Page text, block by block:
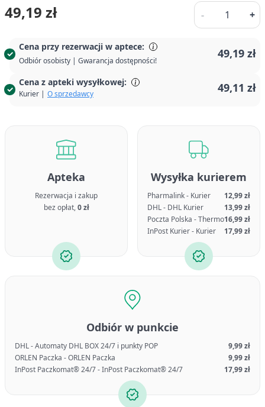
Cena przy rezerwacji w aptece:
Odbiór osobisty | Gwarancja dostępności!
49,19 zł
Cena z apteki wysyłkowej:
Kurier | O sprzedawcy 49,11 zł
49,19 zł -
Ilość
+
Apteka
Rezerwacja i zakup
bez opłat,0 zł
Wysyłka kurierem
Pharmalink - Kurier
12,99 zł
DHL - DHL Kurier
13,99 zł
Poczta Polska - Thermo16,99 zł
InPost Kurier - Kurier
17,99 zł
Odbiór w punkcie
DHL - Automaty DHL BOX 24/7 i punkty POP
9,99 zł
ORLEN Paczka - ORLEN Paczka
9,99 zł
InPost Paczkomat® 24/7 - InPost Paczkomat® 24/7
17,99 zł